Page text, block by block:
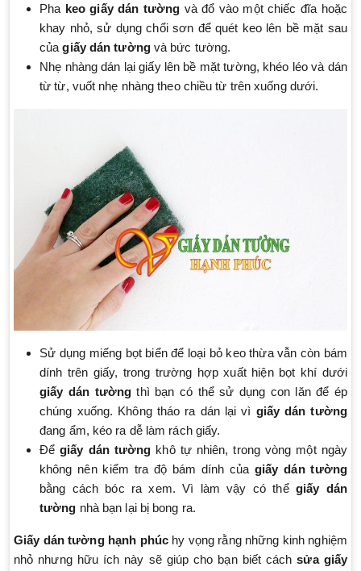
Pha keo giấy dán tường và đổ vào một chiếc đĩa hoặc
khay nhỏ, sử dụng chổi sơn để quét keo lên bề mặt sau
củagiấy dán tườngvà bức tường.
Nhẹ nhàng dán lại giấy lên bề mặt tường, khéo léo và dán
từ từ, vuốt nhẹ nhàng theo chiều từ trên xuống dưới.
Sử dụng miếng bọt biển để loại bỏ keo thừa vẫn còn bám
dính trên giấy, trong trường hợp xuất hiện bọt khí dưới
giấy dán tường thì bạn có thể sử dụng con lăn để ép
chúng xuống. Không tháo ra dán lại vì giấy dán tường
đang ẩm, kéo ra dễ làm rách giấy.
Đểgiấy dán tường khô tự nhiên, trong vòng một ngày
không nên kiểm tra độ bám dính củagiấy dán tường
bằng cách bóc ra xem. Vì làm vậy có thể giấy dán
tường nhà bạn lại bị bong ra.
Giấy dán tường hạnh phúc hy vọng rằng những kinh nghiệm
nhỏ nhưng hữu ích này sẽ giúp cho bạn biết cáchsửa giấy